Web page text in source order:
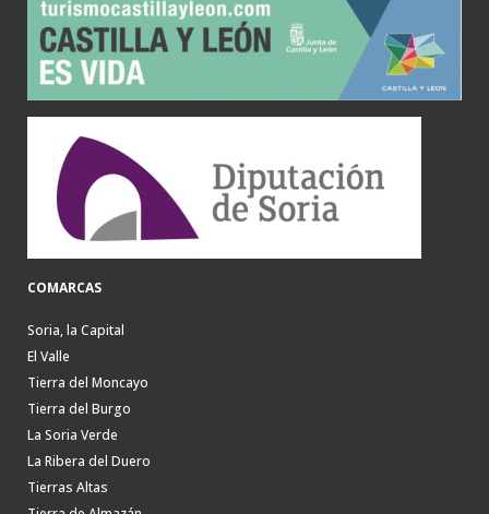
COMARCAS
Soria, la Capital
El Valle
Tierra del Moncayo
Tierra del Burgo
La Soria Verde
La Ribera del Duero
Tierras Altas